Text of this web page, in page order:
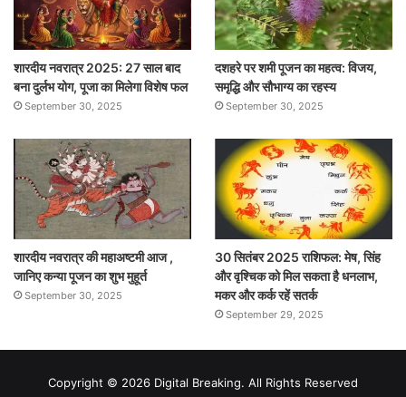
शारदीय नवरात्र 2025: 27 साल बाद
बना दुर्लभ योग, पूजा का मिलेगा विशेष फल
September 30, 2025
दशहरे पर शमी पूजन का महत्व: विजय,
समृद्धि और सौभाग्य का रहस्य
September 30, 2025
शारदीय नवरात्र की महाअष्टमी आज ,
जानिए कन्या पूजन का शुभ मुहूर्त
September 30, 2025
30 सितंबर 2025 राशिफल: मेष, सिंह
और वृश्चिक को मिल सकता है धनलाभ,
मकर और कर्क रहें सतर्क
September 29, 2025
Copyright © 2026 Digital Breaking. All Rights Reserved